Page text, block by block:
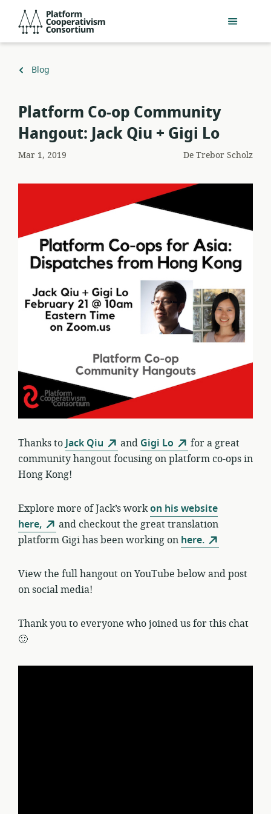
contingut
Consortium
Torna
Blog
Platform Co-op Community
Hangout: Jack Qiu + Gigi Lo
Mar 1, 2019 DeTrebor Scholz
Thanks toJack Qiu and Gigi Lo
for a great
community hangout focusing on platform co-ops in
Hong Kong!
Explore more of Jack’s workon his website
here,
and checkout the great translation
platform Gigi has been working on here.
View the full hangout on YouTube below and post
on social media!
Thank you to everyone who joined us for this chat
🙂